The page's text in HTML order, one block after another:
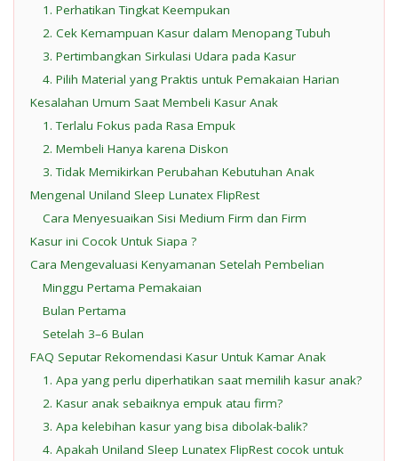
1. Perhatikan Tingkat Keempukan
2. Cek Kemampuan Kasur dalam Menopang Tubuh
3. Pertimbangkan Sirkulasi Udara pada Kasur
4. Pilih Material yang Praktis untuk Pemakaian Harian
Kesalahan Umum Saat Membeli Kasur Anak
1. Terlalu Fokus pada Rasa Empuk
2. Membeli Hanya karena Diskon
3. Tidak Memikirkan Perubahan Kebutuhan Anak
Mengenal Uniland Sleep Lunatex FlipRest
Cara Menyesuaikan Sisi Medium Firm dan Firm
Kasur ini Cocok Untuk Siapa ?
Cara Mengevaluasi Kenyamanan Setelah Pembelian
Minggu Pertama Pemakaian
Bulan Pertama
Setelah 3–6 Bulan
FAQ Seputar Rekomendasi Kasur Untuk Kamar Anak
1. Apa yang perlu diperhatikan saat memilih kasur anak?
2. Kasur anak sebaiknya empuk atau firm?
3. Apa kelebihan kasur yang bisa dibolak-balik?
4. Apakah Uniland Sleep Lunatex FlipRest cocok untuk